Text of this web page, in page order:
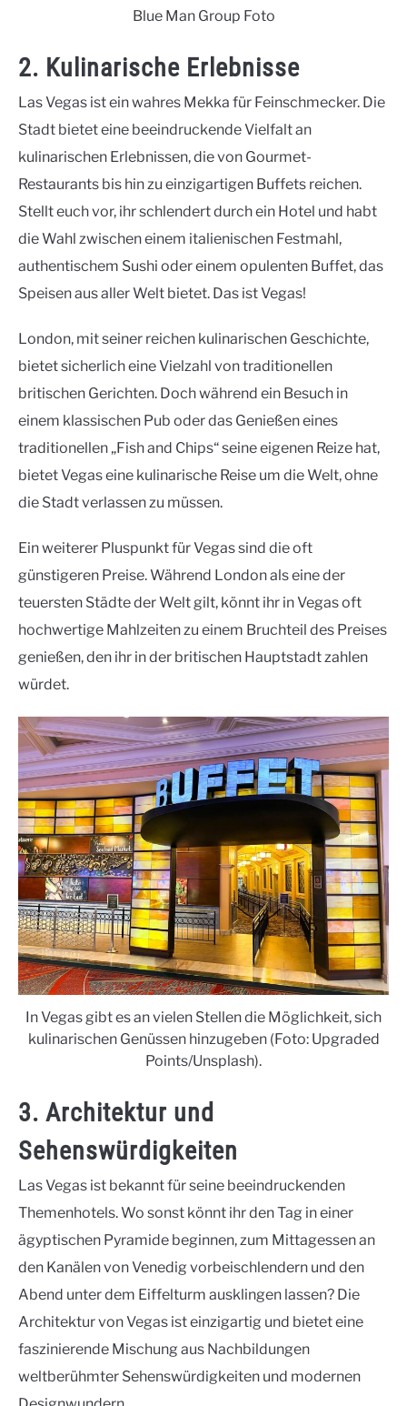
Blue Man Group Foto
2. Kulinarische Erlebnisse
Las Vegas ist ein wahres Mekka für Feinschmecker. Die
Stadt bietet eine beeindruckende Vielfalt an
kulinarischen Erlebnissen, die von Gourmet-
Restaurants bis hin zu einzigartigen Buffets reichen.
Stellt euch vor, ihr schlendert durch ein Hotel und habt
die Wahl zwischen einem italienischen Festmahl,
authentischem Sushi oder einem opulenten Buffet, das
Speisen aus aller Welt bietet. Das ist Vegas!
London, mit seiner reichen kulinarischen Geschichte,
bietet sicherlich eine Vielzahl von traditionellen
britischen Gerichten. Doch während ein Besuch in
einem klassischen Pub oder das Genießen eines
traditionellen „Fish and Chips“ seine eigenen Reize hat,
bietet Vegas eine kulinarische Reise um die Welt, ohne
die Stadt verlassen zu müssen.
Ein weiterer Pluspunkt für Vegas sind die oft
günstigeren Preise. Während London als eine der
teuersten Städte der Welt gilt, könnt ihr in Vegas oft
hochwertige Mahlzeiten zu einem Bruchteil des Preises
genießen, den ihr in der britischen Hauptstadt zahlen
würdet.
In Vegas gibt es an vielen Stellen die Möglichkeit, sich
kulinarischen Genüssen hinzugeben (Foto: Upgraded
Points/Unsplash).
3. Architektur und
Sehenswürdigkeiten
Las Vegas ist bekannt für seine beeindruckenden
Themenhotels. Wo sonst könnt ihr den Tag in einer
ägyptischen Pyramide beginnen, zum Mittagessen an
den Kanälen von Venedig vorbeischlendern und den
Abend unter dem Eiffelturm ausklingen lassen? Die
Architektur von Vegas ist einzigartig und bietet eine
faszinierende Mischung aus Nachbildungen
weltberühmter Sehenswürdigkeiten und modernen